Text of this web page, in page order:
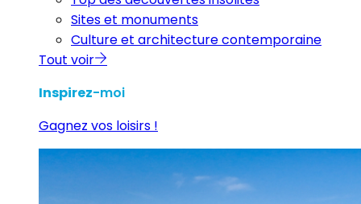
Sites et monuments
Culture et architecture contemporaine
Tout voir
Inspirez-moi
Gagnez vos loisirs !